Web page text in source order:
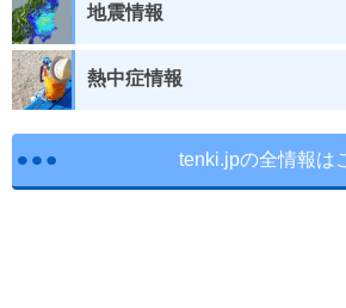
地震情報
熱中症情報
tenki.jpの全情報は